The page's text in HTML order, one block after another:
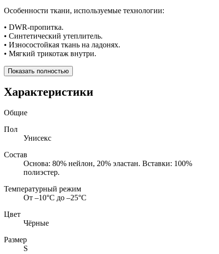
Особенности ткани, используемые технологии:
• DWR-пропитка.
• Синтетический утеплитель.
• Износостойкая ткань на ладонях.
• Мягкий трикотаж внутри.
Показать полностью
Характеристики
Общие
Пол
Унисекс
Состав
Основа: 80% нейлон, 20% эластан. Вставки: 100%
полиэстер.
Температурный режим
От –10°С до –25°С
Цвет
Чёрные
Размер
S